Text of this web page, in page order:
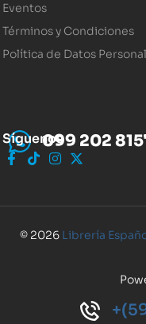
Eventos
Términos y Condiciones
Política de Datos
099 202
Síguenos
© 2026 Librería